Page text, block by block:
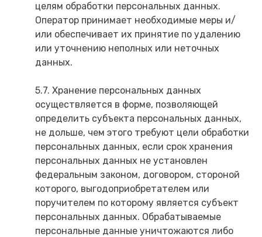
целям обработки персональных данных.
Оператор принимает необходимые меры и/
или обеспечивает их принятие по удалению
или уточнению неполных или неточных
данных.
5.7. Хранение персональных данных
осуществляется в форме, позволяющей
определить субъекта персональных данных,
не дольше, чем этого требуют цели обработки
персональных данных, если срок хранения
персональных данных не установлен
федеральным законом, договором, стороной
которого, выгодоприобретателем или
поручителем по которому является субъект
персональных данных. Обрабатываемые
персональные данные уничтожаются либо